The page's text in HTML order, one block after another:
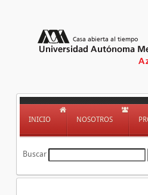
INICIO NOSOTROS
Buscar